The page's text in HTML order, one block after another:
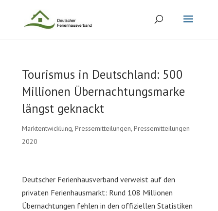
Tourismus in Deutschland: 500
Millionen Übernachtungsmarke
längst geknackt
Marktentwicklung, Pressemitteilungen, Pressemitteilungen
2020
Deutscher Ferienhausverband verweist auf den
privaten Ferienhausmarkt: Rund 108 Millionen
Übernachtungen fehlen in den offiziellen Statistiken